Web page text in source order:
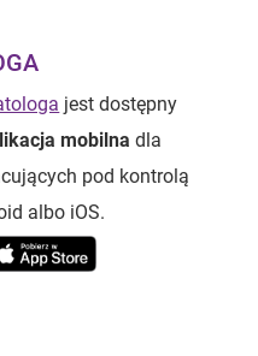
jest dostępny
mobilna dla
pod kontrolą
albo iOS.